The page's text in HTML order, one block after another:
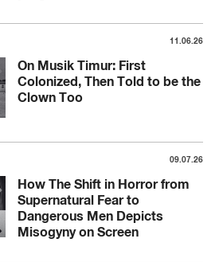
11.06.26
On Musik Timur: First
Colonized, Then Told to be the
Clown Too
09.07.26
How The Shift in Horror from
Supernatural Fear to
Dangerous Men Depicts
Misogyny on Screen